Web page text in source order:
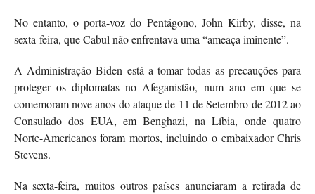
No entanto, o porta-voz do Pentágono, John Kirby, disse, na
sexta-feira, que Cabul não enfrentava uma “ameaça iminente”.
A Administração Biden está a tomar todas as precauções para
proteger os diplomatas no Afeganistão, num ano em que se
comemoram nove anos do ataque de 11 de Setembro de 2012 ao
Consulado dos EUA, em Benghazi, na Líbia, onde quatro
Norte-Americanos foram mortos, incluindo o embaixador Chris
Stevens.
Na sexta-feira, muitos outros países anunciaram a retirada de